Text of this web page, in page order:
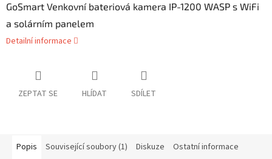
GoSmart Venkovní bateriová kamera IP-1200 WASP s WiFi
a solárním panelem
Detailní informace
ZEPTAT SE HLÍDAT SDÍLET
Popis Související soubory (1) Diskuze Ostatní informace